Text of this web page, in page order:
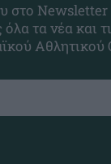
στο Newsletter
τα νέα και
Αθλητικού